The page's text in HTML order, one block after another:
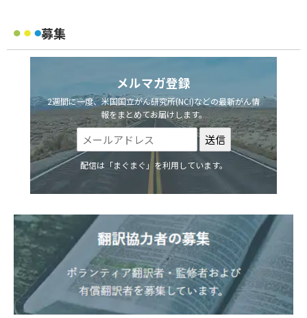
募集
メルマガ登録
2週間に一度、米国国立がん研究所(NCI)などの最新がん情
報をまとめてお届けします。
配信は「まぐまぐ」を利用しています。